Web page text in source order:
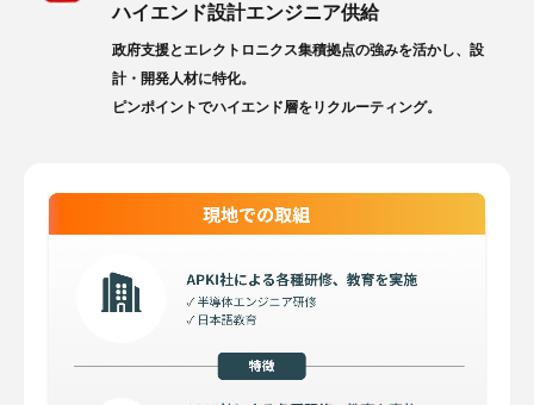
ハイエンド設計エンジニア供給
政府支援とエレクトロニクス集積拠点の強みを活かし、設
計・開発人材に特化。
ピンポイントでハイエンド層をリクルーティング。